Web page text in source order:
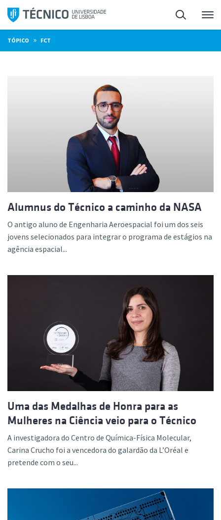
Saltar
para
o
conteúdo
Pesquisa
TÓPICO » FCT
Alumnus do Técnico a caminho da NASA
O antigo aluno de Engenharia Aeroespacial foi um dos seis
jovens selecionados para integrar o programa de estágios na
agência espacial...
Uma das Medalhas de Honra para as
Mulheres na Ciência veio para o Técnico
A investigadora do Centro de Química-Física Molecular,
Carina Crucho foi a vencedora do galardão da L’Oréal e
pretende com o seu...